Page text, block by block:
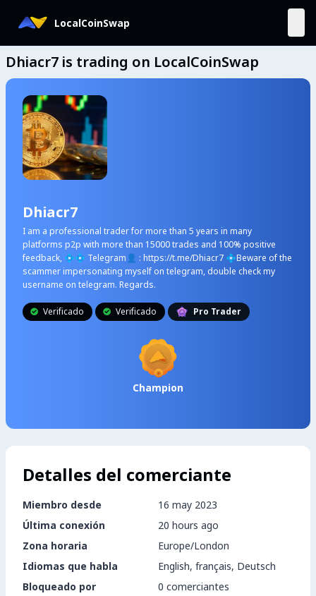
LocalCoinSwap
Dhiacr7 is trading on LocalCoinSwap
Dhiacr7
I am a professional trader for more than 5 years in many
platforms p2p with more than 15000 trades and 100% positive
feedback, 💠💠 Telegram👤 : https://t.me/Dhiacr7 💠Beware of the
scammer impersonating myself on telegram, double check my
username on telegram. Regards.
 Verificado  Verificado Pro Trader
Champion
Detalles del comerciante
Miembro desde
16 may 2023
Última conexión
20 hours ago
Zona horaria
Europe/London
Idiomas que habla
English, français, Deutsch
Bloqueado por
0 comerciantes